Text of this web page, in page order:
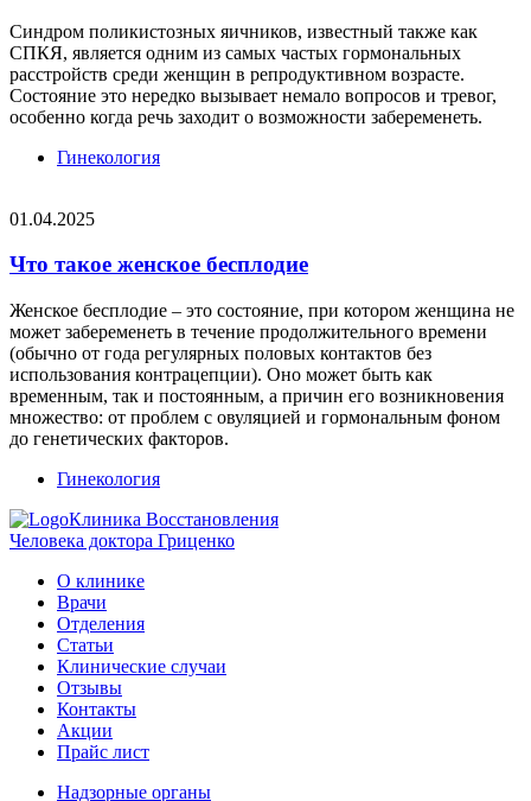
Синдром поликистозных яичников, известный также как
СПКЯ, является одним из самых частых гормональных
расстройств среди женщин в репродуктивном возрасте.
Состояние это нередко вызывает немало вопросов и тревог,
особенно когда речь заходит о возможности забеременеть.
Гинекология
01.04.2025
Что такое женское бесплодие
Женское бесплодие – это состояние, при котором женщина не
может забеременеть в течение продолжительного времени
(обычно от года регулярных половых контактов без
использования контрацепции). Оно может быть как
временным, так и постоянным, а причин его возникновения
множество: от проблем с овуляцией и гормональным фоном
до генетических факторов.
Гинекология
Клиника Восстановления
Человека доктора Гриценко
О клинике
Врачи
Отделения
Статьи
Клинические случаи
Отзывы
Контакты
Акции
Прайс лист
Надзорные органы